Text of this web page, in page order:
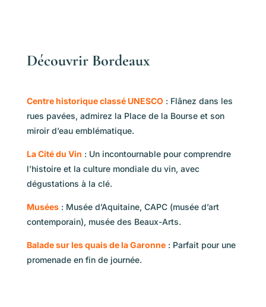
Découvrir Bordeaux
Centre historique classé UNESCO : Flânez dans les
rues pavées, admirez la Place de la Bourse et son
miroir d’eau emblématique.
La Cité du Vin : Un incontournable pour comprendre
l’histoire et la culture mondiale du vin, avec
dégustations à la clé.
Musées: Musée d’Aquitaine, CAPC (musée d’art
contemporain), musée des Beaux-Arts.
Balade sur les quais de la Garonne: Parfait pour une
promenade en fin de journée.